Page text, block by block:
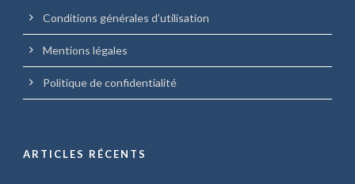
Conditions générales d’utilisation
Mentions légales
Politique de confidentialité
ARTICLES RÉCENTS